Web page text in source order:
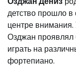
детство прошло в
центре внимания.
Озджан проявлял
играть на
фортепиано.